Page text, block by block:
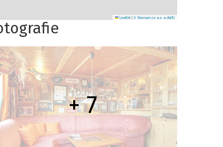
Leaflet|© Seznam.cz a.s. a další
+ 7